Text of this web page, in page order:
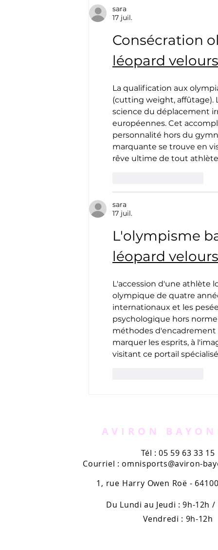
Sadran
sara
17 juil.
Consécration
léopard velours
La qualification aux
(cutting weight, affûtage).
science du déplacement
européennes. Cet
personnalité hors du
marquante se trouve en
rêve ultime de tout
sara
17 juil.
L'olympisme
léopard velours
L'accession d'une athlète
olympique de quatre
internationaux et les
psychologique hors
méthodes d'encadrement
marquer les esprits, à
visitant ce portail
AVIRON
Tél : 05 59 63 33 15
Courriel : omnisports@aviron-
1, rue Harry Owen Roë -
Du Lundi au Jeudi : 9h-12h /
Vendredi : 9h-12h